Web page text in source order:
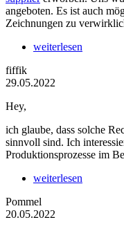
angeboten. Es ist auch
Zeichnungen zu
weiterlesen
fiffik
29.05.2022
Hey,
ich glaube, dass solche
sinnvoll sind. Ich
Produktionsprozesse im
weiterlesen
Pommel
20.05.2022